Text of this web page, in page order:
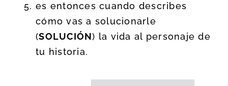
es entonces cuando describes
cómo vas a solucionarle
(SOLUCIÓN) la vida al personaje de
tu historia.